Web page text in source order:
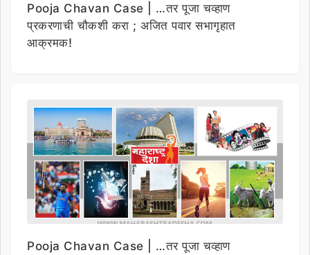
Pooja Chavan Case | …तर पूजा चव्हाण
प्रकरणाची चौकशी करा ; अजित पवार सभागृहात
आक्रमक!
Pooja Chavan Case | …तर पूजा चव्हाण